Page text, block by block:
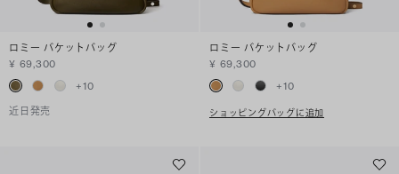
ロミー バケットバッグ
¥ 69,300
+10
近日発売
ロミー バケットバッグ
¥ 69,300
+10
ショッピングバッグに追加